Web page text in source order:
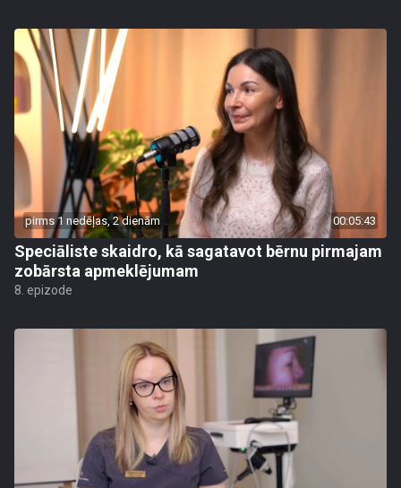
pirms 1 nedēļas, 2 dienām 00:05:43
Speciāliste skaidro, kā sagatavot bērnu pirmajam
zobārsta apmeklējumam
8. epizode